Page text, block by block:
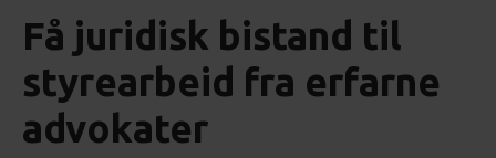
Få juridisk bistand til
styrearbeid fra erfarne
advokater